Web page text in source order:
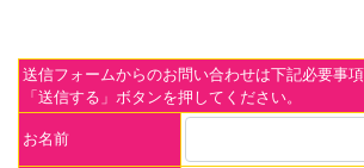
送信フォームからのお問い合わせは下記必要事
「送信する」ボタンを押してください。
お名前